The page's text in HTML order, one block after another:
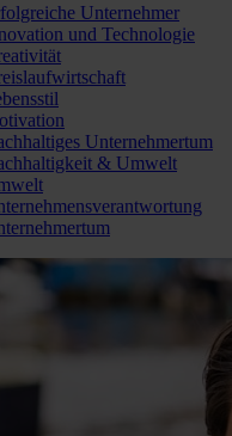
Unternehmer
und Technologie
Unternehmertum
& Umwelt